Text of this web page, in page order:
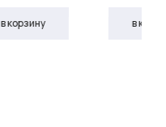
в корзину в